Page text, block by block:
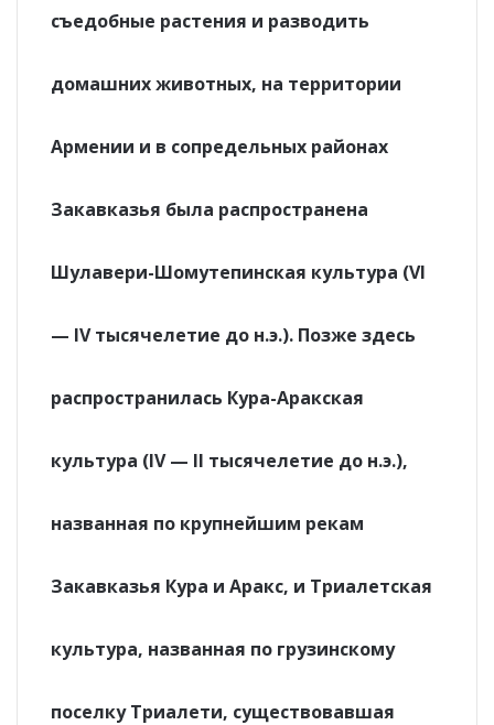
съедобные растения и разводить
домашних животных, на территории
Армении и в сопредельных районах
Закавказья была распространена
Шулавери-Шомутепинская культура (VI
— IV тысячелетие до н.э.). Позже здесь
распространилась Кура-Аракская
культура (IV — II тысячелетие до н.э.),
названная по крупнейшим рекам
Закавказья Кура и Аракс, и Триалетская
культура, названная по грузинскому
поселку Триалети, существовавшая